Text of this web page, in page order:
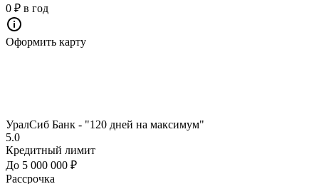
0 ₽ в год
Оформить карту
УралСиб Банк - "120 дней на максимум"
5.0
Кредитный лимит
До 5 000 000 ₽
Рассрочка